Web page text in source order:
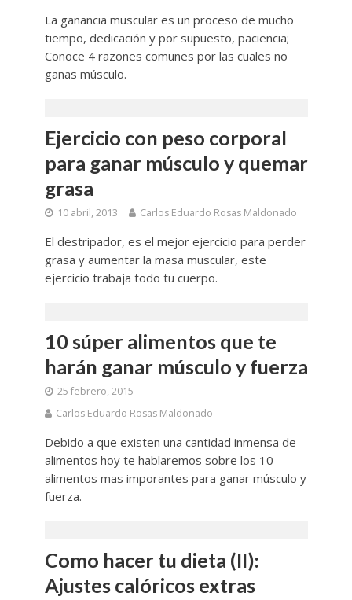
La ganancia muscular es un proceso de mucho
tiempo, dedicación y por supuesto, paciencia;
Conoce 4 razones comunes por las cuales no
ganas músculo.
Ejercicio con peso corporal
para ganar músculo y quemar
grasa
10 abril, 2013 Carlos Eduardo Rosas Maldonado
El destripador, es el mejor ejercicio para perder
grasa y aumentar la masa muscular, este
ejercicio trabaja todo tu cuerpo.
10 súper alimentos que te
harán ganar músculo y fuerza
25 febrero, 2015
Carlos Eduardo Rosas Maldonado
Debido a que existen una cantidad inmensa de
alimentos hoy te hablaremos sobre los 10
alimentos mas imporantes para ganar músculo y
fuerza.
Como hacer tu dieta (II):
Ajustes calóricos extras